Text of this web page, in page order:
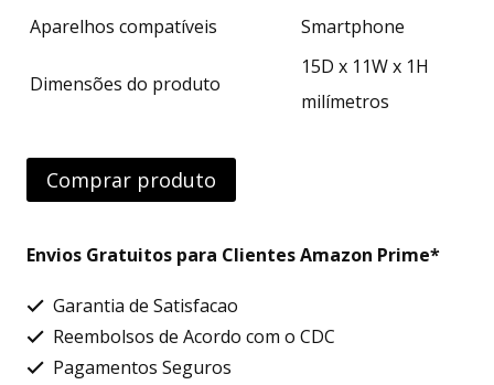
Aparelhos compatíveis Smartphone
Dimensões do produto
15D x 11W x 1H
milímetros
Comprar produto
Envios Gratuitos para Clientes Amazon Prime*
Garantia de Satisfacao
Reembolsos de Acordo com o CDC
Pagamentos Seguros